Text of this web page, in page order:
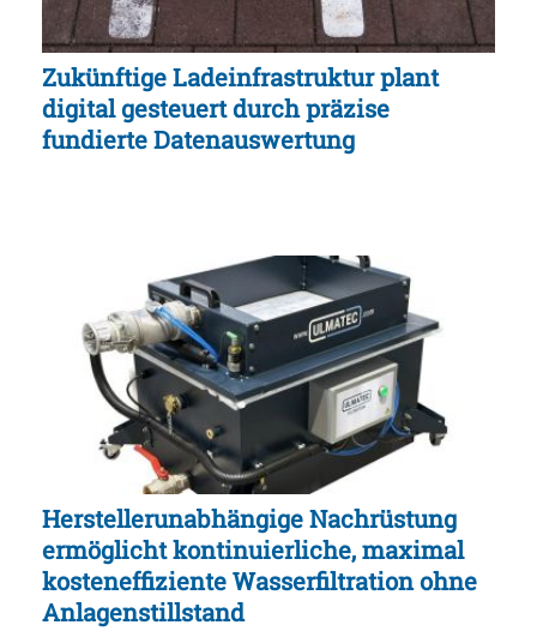
Zukünftige Ladeinfrastruktur plant
digital gesteuert durch präzise
fundierte Datenauswertung
Herstellerunabhängige Nachrüstung
ermöglicht kontinuierliche, maximal
kosteneffiziente Wasserfiltration ohne
Anlagenstillstand